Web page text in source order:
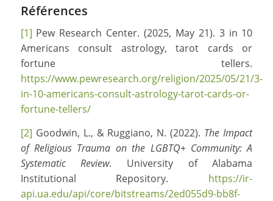
Références
[1] Pew Research Center. (2025, May 21). 3 in 10
Americans consult astrology, tarot cards or
fortune tellers.
https://www.pewresearch.org/religion/2025/05/21/3-
in-10-americans-consult-astrology-tarot-cards-or-
fortune-tellers/
[2] Goodwin, L., & Ruggiano, N. (2022). The Impact
of Religious Trauma on the LGBTQ+ Community: A
Systematic Review. University of Alabama
Institutional Repository. https://ir-
api.ua.edu/api/core/bitstreams/2ed055d9-bb8f-